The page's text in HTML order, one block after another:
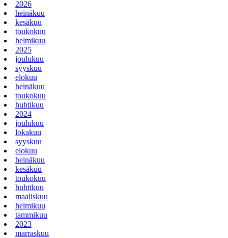
2026
heinäkuu
kesäkuu
toukokuu
helmikuu
2025
joulukuu
syyskuu
elokuu
heinäkuu
toukokuu
huhtikuu
2024
joulukuu
lokakuu
syyskuu
elokuu
heinäkuu
kesäkuu
toukokuu
huhtikuu
maaliskuu
helmikuu
tammikuu
2023
marraskuu